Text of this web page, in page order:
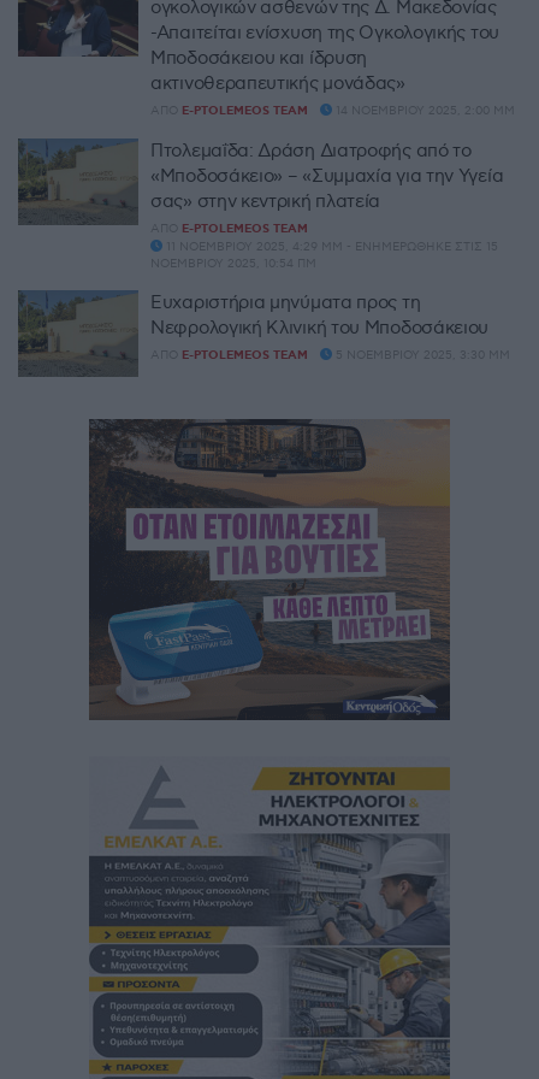
ογκολογικών ασθενών της Δ. Μακεδονίας
-Απαιτείται ενίσχυση της Ογκολογικής του
Μποδοσάκειου και ίδρυση
ακτινοθεραπευτικής μονάδας»
ΑΠΌ E-PTOLEMEOS TEAM 14 ΝΟΕΜΒΡΊΟΥ 2025, 2:00 ΜΜ
Πτολεμαΐδα: Δράση Διατροφής από το
«Μποδοσάκειο» – «Συμμαχία για την Υγεία
σας» στην κεντρική πλατεία
ΑΠΌ E-PTOLEMEOS TEAM
11 ΝΟΕΜΒΡΊΟΥ 2025, 4:29 ΜΜ - ΕΝΗΜΕΡΏΘΗΚΕ ΣΤΙΣ 15
ΝΟΕΜΒΡΊΟΥ 2025, 10:54 ΠΜ
Ευχαριστήρια μηνύματα προς τη
Νεφρολογική Κλινική του Μποδοσάκειου
ΑΠΌ E-PTOLEMEOS TEAM 5 ΝΟΕΜΒΡΊΟΥ 2025, 3:30 ΜΜ